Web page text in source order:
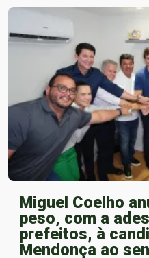
Miguel Coelho
peso, com a
prefeitos, à
Mendonça ao